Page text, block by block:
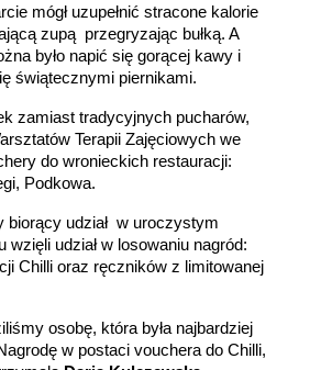
mógł uzupełnić stracone kalorie
zupą przegryzając bułką. A
było napić się gorącej kawy i
świątecznymi piernikami.
zamiast tradycyjnych pucharów,
Terapii Zajęciowych we
do wronieckich restauracji:
Podkowa.
biorący udział w uroczystym
wzięli udział w losowaniu nagród:
Chilli oraz ręczników z limitowanej
osobę, która była najbardziej
w postaci vouchera do Chilli,